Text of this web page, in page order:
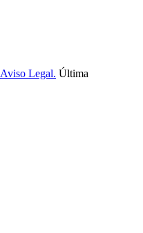
Aviso Legal. Última